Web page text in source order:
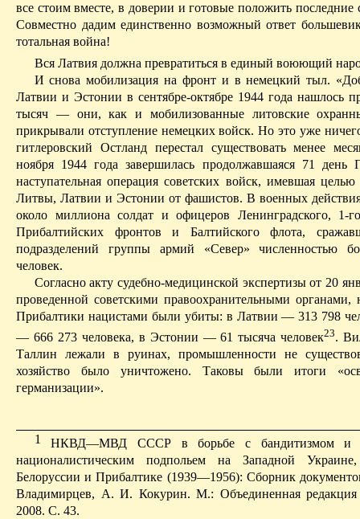
все стоим вместе, в доверии и готовые положить последние
Совме­стно дадим единственно возможный ответ
тотальная война!
Вся Латвия должна превратиться в единый воюющий
И снова мобилизация на фронт и в немецкий тыл.
Латвии и Эстонии в сентябре-октябре 1944 года нашлось
тысяч — они, как и мобилизованные литовские
прикрывали отступление немецких войск.Но это уже
гитлеровский Остландперестал существовать менее
ноября 1944 года завершилась продолжавшаяся 71 день
наступательная операция советских войск, имевшая
Литвы, Латвии и Эстонии от фашистов. В военных
около миллиона солдат и офицеров Ленинградского, 1-
Прибалтийских фронтов и Балтийского флота,
подразделений группы армий «Север» численно­стью
человек.
Согласно акту судебно-медицинской экспертизы от 20
проведенной советскими правоохранительными органами,
Прибалтики нацистами были убиты: в Латвии — 313 798
— 666 273 человека, в Эстонии — 61 тысяча человек23.
Таллин лежали в руинах, промышленности не
хозяйство было уничтожено. Таковы были итоги
германизации».
1
НКВД—МВД СССР в борьбе с бандитизмом и
националистическим подпольем на Западной
Белоруссии и Прибалтике (1939—1956): Сборник
Владимирцев, А. И. Кокурин. М.: Объединенная
2008. С. 43.